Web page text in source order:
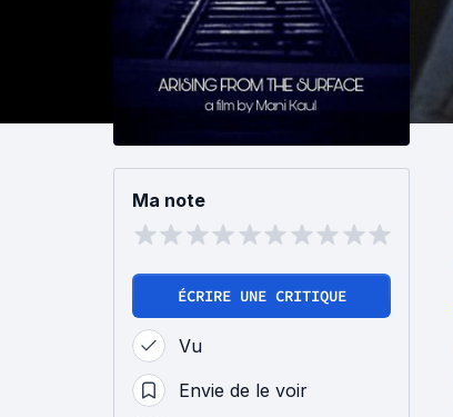
Ma note
ÉCRIRE UNE CRITIQUE
Vu
Envie de le voir